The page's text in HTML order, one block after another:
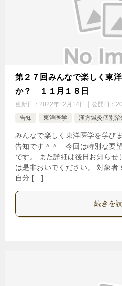
第２７回みんなで楽しく東
か？ １１月１８日
更新日： 2022年12月14日 公開日：
告知
東洋医学 漢方鍼灸個別
みんなで楽しく東洋医学を学び
告知です＾＾ 今回は特別な要
です。 また詳細は後日お知らせ
は是非おいでください。 対象者
自分 […]
続きを